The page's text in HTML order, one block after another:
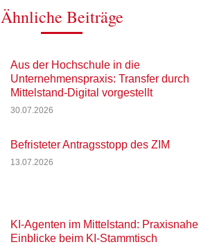
Ähnliche Beiträge
Aus der Hochschule in die
Unternehmenspraxis: Transfer durch
Mittelstand-Digital vorgestellt
30.07.2026
Befristeter Antragsstopp des ZIM
13.07.2026
KI-Agenten im Mittelstand: Praxisnahe
Einblicke beim KI-Stammtisch